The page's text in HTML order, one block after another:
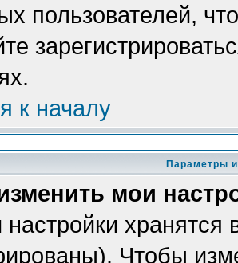
пользователей,
к началу
Параметры
мои
Чтобы